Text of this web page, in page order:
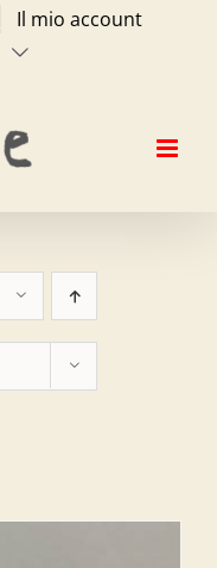
Il mio account